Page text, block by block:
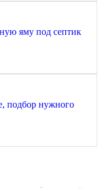
яму под септик
подбор нужного